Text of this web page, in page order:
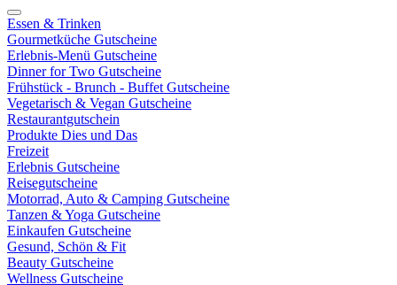
Essen & Trinken
Gourmetküche Gutscheine
Erlebnis-Menü Gutscheine
Dinner for Two Gutscheine
Frühstück - Brunch - Buffet Gutscheine
Vegetarisch & Vegan Gutscheine
Restaurantgutschein
Produkte Dies und Das
Freizeit
Erlebnis Gutscheine
Reisegutscheine
Motorrad, Auto & Camping Gutscheine
Tanzen & Yoga Gutscheine
Einkaufen Gutscheine
Gesund, Schön & Fit
Beauty Gutscheine
Wellness Gutscheine